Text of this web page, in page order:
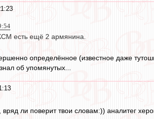
есть ещё 2 армянина.
определённое (известное даже
об упомянутых...
вряд ли поверит твои словам:)) аналитег